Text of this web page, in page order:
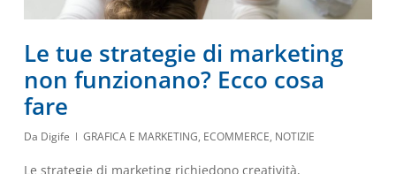
Le tue strategie di marketing
non funzionano? Ecco cosa
fare
Da Digife GRAFICA E MARKETING, ECOMMERCE, NOTIZIE
Le strategie di marketing richiedono creatività,